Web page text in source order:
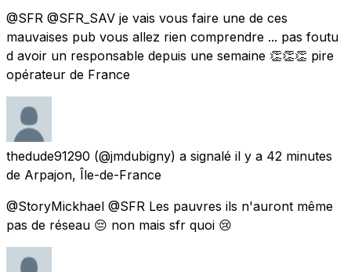
@SFR @SFR_SAV je vais vous faire une de ces
mauvaises pub vous allez rien comprendre ... pas foutu
d avoir un responsable depuis une semaine 👏👏👏 pire
opérateur de France
thedude91290 (@jmdubigny) a signalé il y a 42 minutes
de Arpajon, Île-de-France
@StoryMickhael @SFR Les pauvres ils n'auront même
pas de réseau 😔 non mais sfr quoi 😢